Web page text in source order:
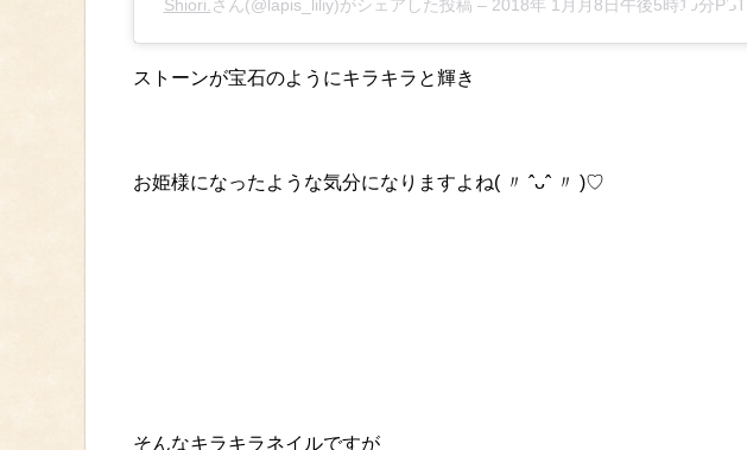
Shiori. さん(@lapis_liliy)がシェアした投稿 – 2018年 1月月8日午後5時19分PST
ストーンが宝石のようにキラキラと輝き
お姫様になったような気分になりますよね( 〃 ˆᴗˆ 〃 )♡
そんなキラキラネイルですが